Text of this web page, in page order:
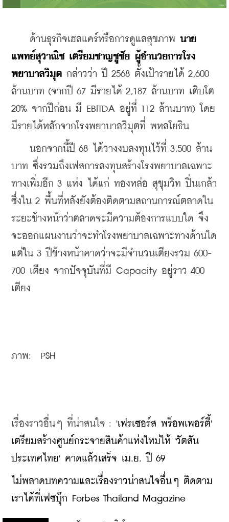
ด้านธุรกิจเฮลแคร์หรือการดูแลสุขภาพ นาย
แพทย์สุวาณิช เตรียมชาญชูชัย ผู้อำนวยการโรง
พยาบาลวิมุต กล่าวว่า ปี 2568 ตั้งเป้ารายได้ 2,600
ล้านบาท (จากปี 67 มีรายได้ 2,187 ล้านบาท เติบโต
20% จากปีก่อน มี EBITDA อยู่ที่ 112 ล้านบาท) โดย
มีรายได้หลักจากโรงพยาบาลวิมุตที่ พหลโยธิน
นอกจากนี้ปี 68 ได้วางงบลงทุนไว้ที่ 3,500 ล้าน
บาท ซึ่งรวมถึงเฟสการลงทุนสร้างโรงพยาบาลเฉพาะ
ทางเพิ่มอีก 3 แห่ง ได้แก่ ทองหล่อ สุขุมวิท ปิ่นเกล้า
ซึ่งใน 2 พื้นที่หลังยังต้องติดตามสถานการณ์ตลาดใน
ระยะข้างหน้าว่าตลาดจะมีความต้องการแบบใด จึง
จะออกแผนงานว่าจะทำโรงพยาบาลเฉพาะทางด้านใด
แต่ใน 3 ปีข้างหน้าคาดว่าจะมีจำนวนเตียงรวม 600-
700 เตียง จากปัจจุบันที่มี Capacity อยู่ราว 400
เตียง
ภาพ:  PSH
เรื่องราวอื่นๆ ที่น่าสนใจ : 'เฟรเซอร์ส พร็อพเพอร์ตี้'
เตรียมสร้างศูนย์กระจายสินค้าแห่งใหม่ให้ 'วัตสัน
ประเทศไทย' คาดแล้วเสร็จ เม.ย. ปี 69
ไม่พลาดบทความและเรื่องราวน่าสนใจอื่นๆ ติดตาม
เราได้ที่เฟซบุ๊ก Forbes Thailand Magazine